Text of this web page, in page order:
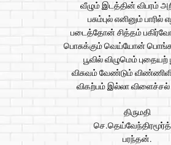
வீழும் இடத்தின் விபரம்
பசும்புல் எனினும் பாரில்
படைத்தோன் சித்தம்
பொசுக்கும் வெய்யோன்
பூவில் விழுமெம் புதையற்
விசுவம் வேண்டும் விண்ணிளி
விகற்பம் இல்லா
திருமதி
பரந்தன்.